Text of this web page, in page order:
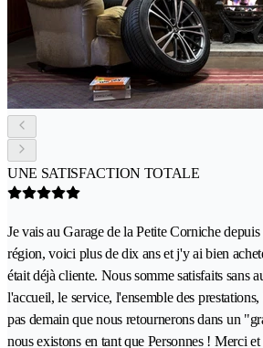
UNE SATISFACTION TOTALE
Je vais au Garage de la Petite Corniche
région, voici plus de dix ans et j'y ai bien
était déjà cliente. Nous somme satisfaits sans
l'accueil, le service, l'ensemble des
pas demain que nous retournerons dans un
nous existons en tant que Personnes ! Merci